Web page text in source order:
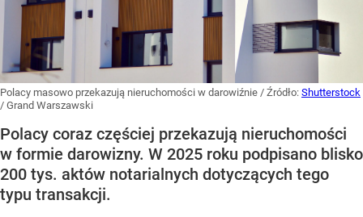
Polacy masowo przekazują nieruchomości w darowiźnie / Źródło: Shutterstock
/ Grand Warszawski
Polacy coraz częściej przekazują nieruchomości
w formie darowizny. W 2025 roku podpisano blisko
200 tys. aktów notarialnych dotyczących tego
typu transakcji.